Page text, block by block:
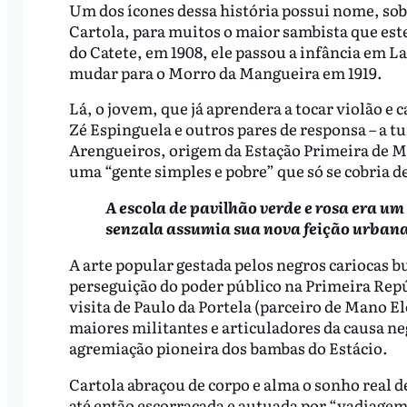
Um dos ícones dessa história possui nome,
Cartola, para muitos o maior sambista que
do Catete, em 1908, ele passou a infância em
mudar para o Morro da Mangueira em 1919.
Lá, o jovem, que já aprendera a tocar violão e
Zé Espinguela e outros pares de responsa – a
Arengueiros, origem da Estação Primeira de
uma “gente simples e pobre” que só se cobria
A escola de pavilhão verde e rosa era
senzala assumia sua nova feição
A arte popular gestada pelos negros cariocas
perseguição do poder público na Primeira
visita de Paulo da Portela (parceiro de Mano
maiores militantes e articuladores da causa
agremiação pioneira dos bambas do Estácio.
Cartola abraçou de corpo e alma o sonho real